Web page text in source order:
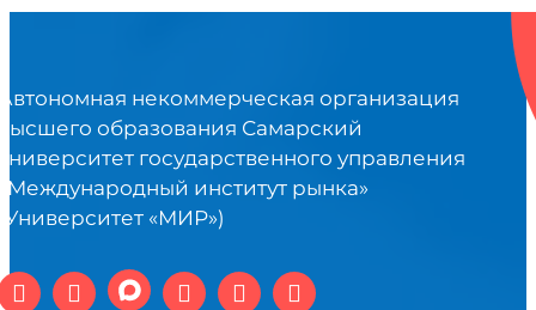
некоммерческая организация
образования Самарский
государственного управления
институт рынка»
«МИР»)